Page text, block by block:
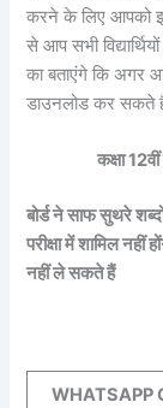
करने के लिए आपको
से आप सभी
का बताएंगे कि अगर
डाउनलोड कर सकते
कक्षा
बोर्ड ने साफ सुथरे
परीक्षा में शामिल नहीं
नहीं ले सकते हैं
WHATSAPP